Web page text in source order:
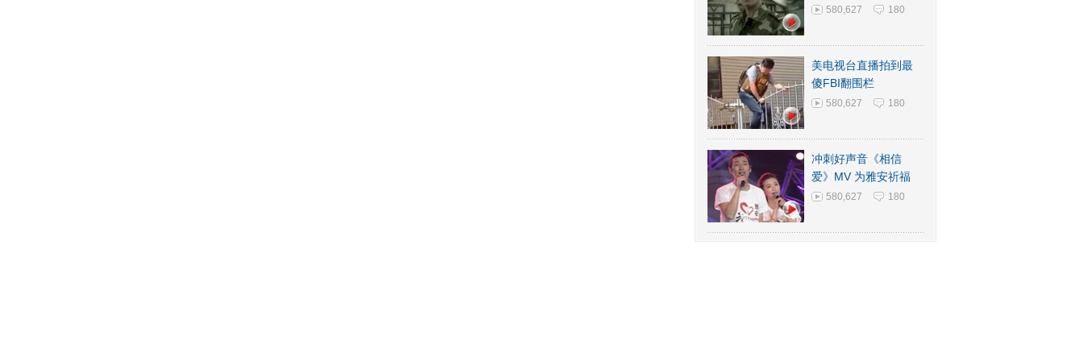
580,627 180
美电视台直播拍到最
傻FBI翻围栏
580,627 180
冲刺好声音《相信
爱》MV 为雅安祈福
580,627 180